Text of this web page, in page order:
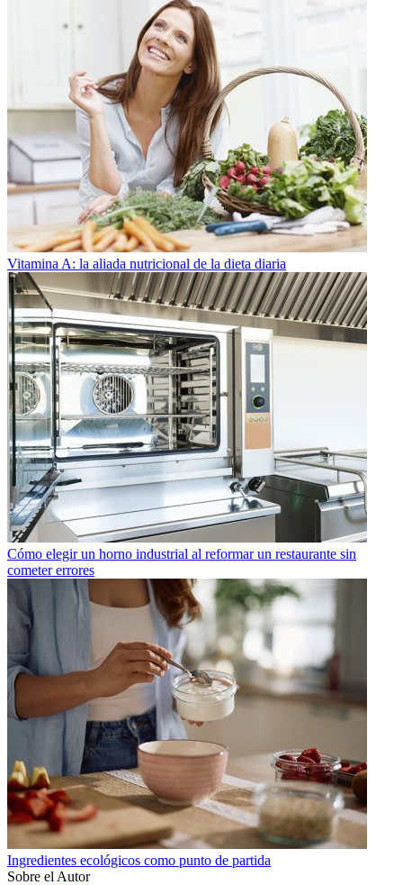
Vitamina A: la aliada nutricional de la dieta diaria
Cómo elegir un horno industrial al reformar un restaurante sin
cometer errores
Ingredientes ecológicos como punto de partida
Sobre el Autor